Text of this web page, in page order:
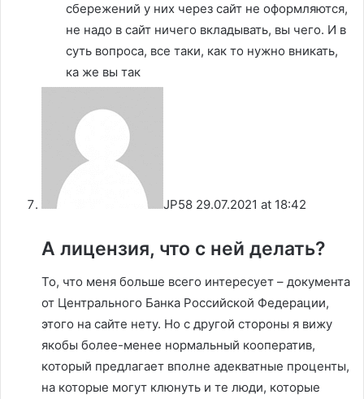
сбережений у них через сайт не оформляются,
не надо в сайт ничего вкладывать, вы чего. И в
суть вопроса, все таки, как то нужно вникать,
ка же вы так
JP58 29.07.2021 at 18:42
А лицензия, что с ней делать?
То, что меня больше всего интересует – документа
от Центрального Банка Российской Федерации,
этого на сайте нету. Но с другой стороны я вижу
якобы более-менее нормальный кооператив,
который предлагает вполне адекватные проценты,
на которые могут клюнуть и те люди, которые